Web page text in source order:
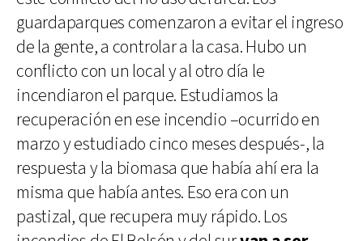
guardaparques comenzaron a evitar el ingreso
de la gente, a controlar a la casa. Hubo un
conflicto con un local y al otro día le
incendiaron el parque. Estudiamos la
recuperación en ese incendio –ocurrido en
marzo y estudiado cinco meses después-, la
respuesta y la biomasa que había ahí era la
misma que había antes. Eso era con un
pastizal, que recupera muy rápido. Los